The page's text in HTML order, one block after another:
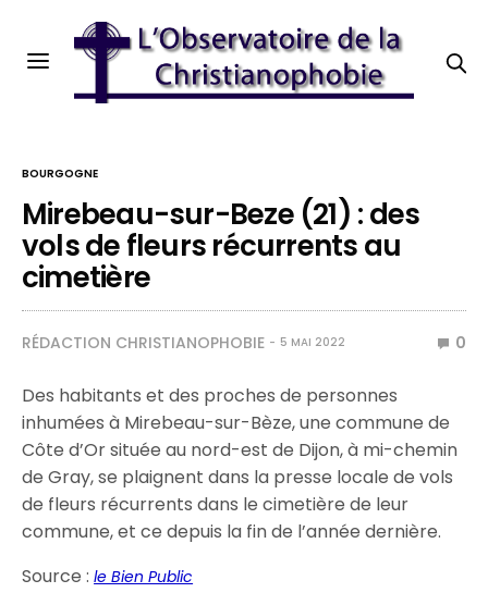
BOURGOGNE
Mirebeau-sur-Beze (21) : des
vols de fleurs récurrents au
cimetière
RÉDACTION CHRISTIANOPHOBIE 5 MAI 2022 0
Des habitants et des proches de personnes
inhumées à Mirebeau-sur-Bèze, une commune de
Côte d’Or située au nord-est de Dijon, à mi-chemin
de Gray, se plaignent dans la presse locale de vols
de fleurs récurrents dans le cimetière de leur
commune, et ce depuis la fin de l’année dernière.
Source :le Bien Public